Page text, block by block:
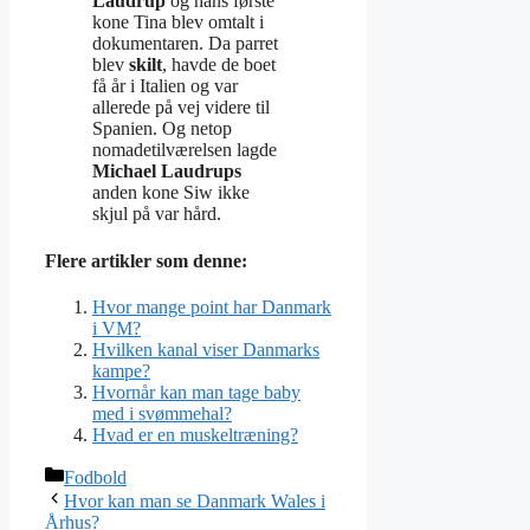
kone Tina blev omtalt i
dokumentaren. Da parret
blev skilt, havde de boet
få år i Italien og var
allerede på vej videre til
Spanien. Og netop
nomadetilværelsen lagde
Michael Laudrups
anden kone Siw ikke
skjul på var hård.
Flere artikler som denne:
Hvor mange point har Danmark
i VM?
Hvilken kanal viser Danmarks
kampe?
Hvornår kan man tage baby
med i svømmehal?
Hvad er en muskeltræning?
Kategorier
Fodbold
Hvor kan man se Danmark Wales i
Århus?